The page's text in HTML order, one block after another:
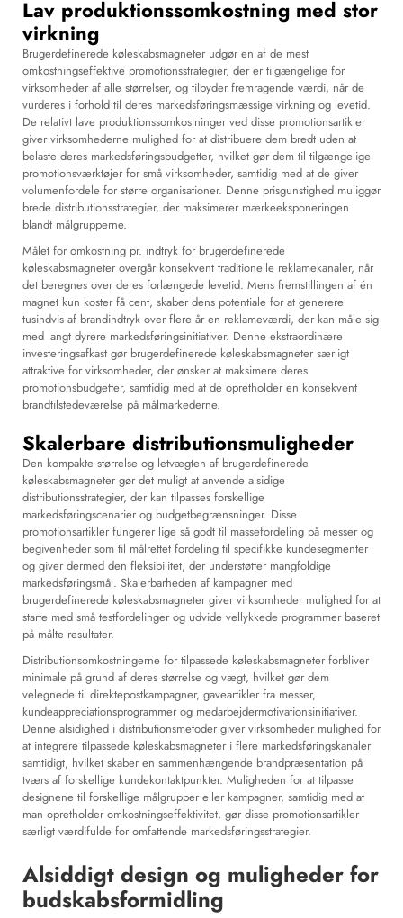
Lav produktionssomkostning med stor
virkning
Brugerdefinerede køleskabsmagneter udgør en af de mest
omkostningseffektive promotionsstrategier, der er tilgængelige for
virksomheder af alle størrelser, og tilbyder fremragende værdi, når de
vurderes i forhold til deres markedsføringsmæssige virkning og levetid.
De relativt lave produktionssomkostninger ved disse promotionsartikler
giver virksomhederne mulighed for at distribuere dem bredt uden at
belaste deres markedsføringsbudgetter, hvilket gør dem til tilgængelige
promotionsværktøjer for små virksomheder, samtidig med at de giver
volumenfordele for større organisationer. Denne prisgunstighed muliggør
brede distributionsstrategier, der maksimerer mærkeeksponeringen
blandt målgrupperne.
Målet for omkostning pr. indtryk for brugerdefinerede
køleskabsmagneter overgår konsekvent traditionelle reklamekanaler, når
det beregnes over deres forlængede levetid. Mens fremstillingen af én
magnet kun koster få cent, skaber dens potentiale for at generere
tusindvis af brandindtryk over flere år en reklameværdi, der kan måle sig
med langt dyrere markedsføringsinitiativer. Denne ekstraordinære
investeringsafkast gør brugerdefinerede køleskabsmagneter særligt
attraktive for virksomheder, der ønsker at maksimere deres
promotionsbudgetter, samtidig med at de opretholder en konsekvent
brandtilstedeværelse på målmarkederne.
Skalerbare distributionsmuligheder
Den kompakte størrelse og letvægten af brugerdefinerede
køleskabsmagneter gør det muligt at anvende alsidige
distributionsstrategier, der kan tilpasses forskellige
markedsføringscenarier og budgetbegrænsninger. Disse
promotionsartikler fungerer lige så godt til massefordeling på messer og
begivenheder som til målrettet fordeling til specifikke kundesegmenter
og giver dermed den fleksibilitet, der understøtter mangfoldige
markedsføringsmål. Skalerbarheden af kampagner med
brugerdefinerede køleskabsmagneter giver virksomheder mulighed for at
starte med små testfordelinger og udvide vellykkede programmer baseret
på målte resultater.
Distributionsomkostningerne for tilpassede køleskabsmagneter forbliver
minimale på grund af deres størrelse og vægt, hvilket gør dem
velegnede til direktepostkampagner, gaveartikler fra messer,
kundeappreciationsprogrammer og medarbejdermotivationsinitiativer.
Denne alsidighed i distributionsmetoder giver virksomheder mulighed for
at integrere tilpassede køleskabsmagneter i flere markedsføringskanaler
samtidigt, hvilket skaber en sammenhængende brandpræsentation på
tværs af forskellige kundekontaktpunkter. Muligheden for at tilpasse
designene til forskellige målgrupper eller kampagner, samtidig med at
man opretholder omkostningseffektivitet, gør disse promotionsartikler
særligt værdifulde for omfattende markedsføringsstrategier.
Alsiddigt design og muligheder for
budskabsformidling